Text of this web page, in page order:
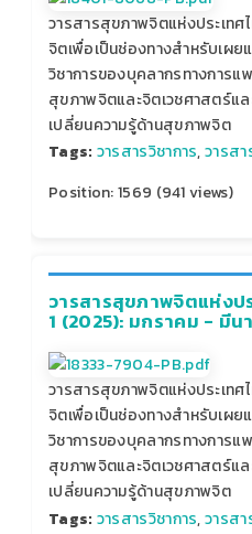
วารสารสุขภาพจิตแห่งประเท
จิตเพื่อเป็นช่องทางสำหรับเผ
วิชาการของบุคลากรทางการ
สุขภาพจิตและจิตเวชศาสตร์แ
เปลี่ยนความรู้ด้านสุขภาพจิต
Tags: วารสารวิชาการ,วารส
Position:1569 (941views)
วารสารสุขภาพจิตแห่งป
1 (2025): มกราคม - มีน
วารสารสุขภาพจิตแห่งประเท
จิตเพื่อเป็นช่องทางสำหรับเผ
วิชาการของบุคลากรทางการ
สุขภาพจิตและจิตเวชศาสตร์แ
เปลี่ยนความรู้ด้านสุขภาพจิต
Tags: วารสารวิชาการ,วารส